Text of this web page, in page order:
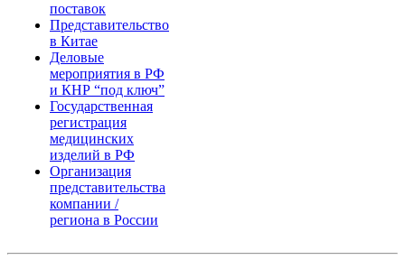
поставок
Представительство
в Китае
Деловые
мероприятия в РФ
и КНР “под ключ”
Государственная
регистрация
медицинских
изделий в РФ
Организация
представительства
компании /
региона в России